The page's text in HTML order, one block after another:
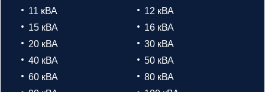
11 кВА
12 кВА
15 кВА
16 кВА
20 кВА
30 кВА
40 кВА
50 кВА
60 кВА
80 кВА